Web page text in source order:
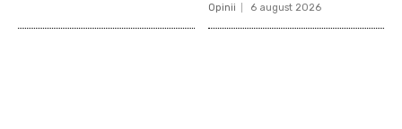
Opinii 6 august 2026